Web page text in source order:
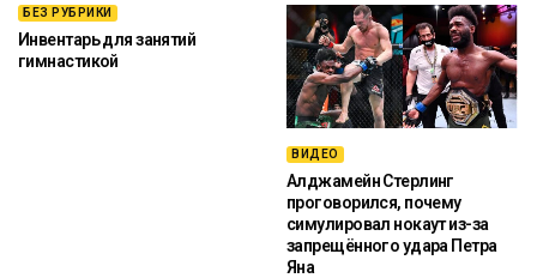
БЕЗ РУБРИКИ
Инвентарь для занятий
гимнастикой
ВИДЕО
Алджамейн Стерлинг
проговорился, почему
симулировал нокаут из-за
запрещённого удара Петра
Яна